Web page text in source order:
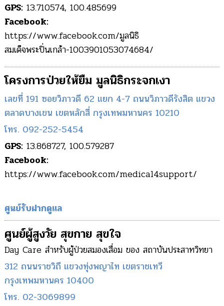
GPS: 13.710574, 100.485699
Facebook:
https://www.facebook.com/มูลนิธิ
สมเด็จพระปิ่นเกล้า-1003901053074684/
โครงการป่วยให้ยืม มูลนิธิกระจกเงา
เลขที่ 191 ซอยวิภาวดี 62 แยก 4-7 ถนนวิภาวดีรังสิต แขวง
ตลาดบางเขน เขตหลักสี่ กรุงเทพมหานคร 10210
โทร. 092-252-5454
GPS: 13.868727, 100.579287
Facebook:
https://www.facebook.com/medical4support/
ศูนย์รับฝากดูแล
ศูนย์ผู้สูงวัย สุขกาย สุขใจ
Day Care สำหรับผู้ป่วยสมองเสื่อม ของ สถาบันประสาทวิทยา
312 ถนนราชวิถี แขวงทุ่งพญาไท เขตราชเทวี
กรุงเทพมหานคร 10400
โทร. 02-3069899